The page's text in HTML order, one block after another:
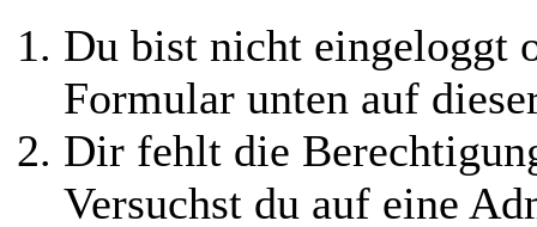
Du bist nicht eingeloggt
Formular unten auf
Dir fehlt die
Versuchst du auf eine